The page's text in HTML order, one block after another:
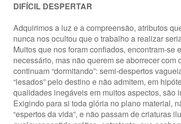
DIFÍCIL DESPERTAR
Adquirimos a luz e a compreensão, atributos
nunca nos ocultou que o trabalho a realizar
Muitos que nos foram confiados, encontram-
necessário, mas não querem se aborrecer
continuam “dormitando”: semi-despertos
“lesados” pelo destino e não admitem, em
qualidades inegáveis em muitos aspectos, são
Exigindo para si toda glória no plano material,
“espertos da vida”, e não passam de criaturas